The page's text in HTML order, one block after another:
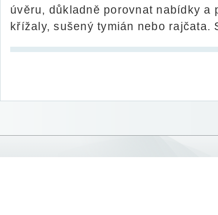
úvěru, důkladně porovnat nabídky a
křížaly, sušený tymián nebo rajčata.